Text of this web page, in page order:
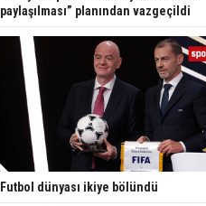
paylaşılması” planından vazgeçildi
Futbol dünyası ikiye bölündü